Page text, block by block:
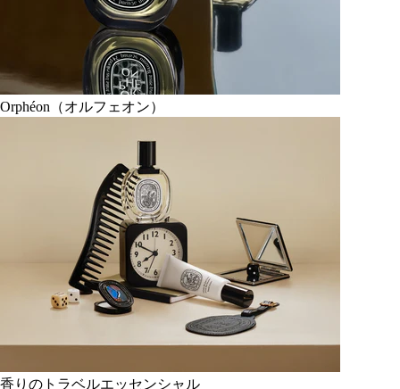
Orphéon（オルフェオン）
香りのトラベルエッセンシャル